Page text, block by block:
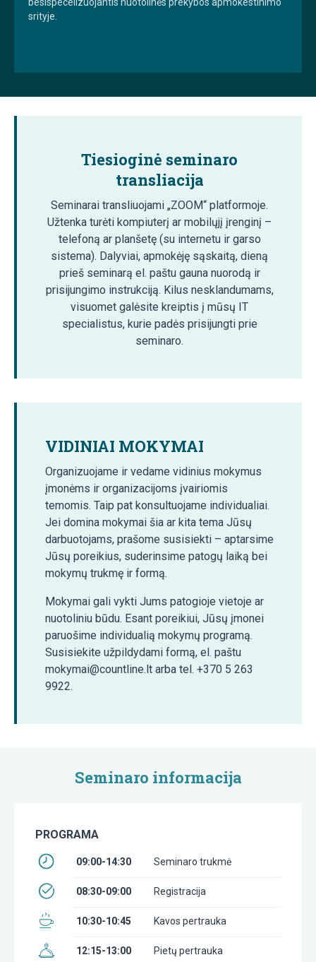
srityje.
Tiesioginė seminaro
transliacija
Seminarai transliuojami „ZOOM“ platformoje.
Užtenka turėti kompiuterį ar mobilųjį įrenginį –
telefoną ar planšetę (su internetu ir garso
sistema). Dalyviai, apmokėję sąskaitą, dieną
prieš seminarą el. paštu gauna nuorodą ir
prisijungimo instrukciją. Kilus nesklandumams,
visuomet galėsite kreiptis į mūsų IT
specialistus, kurie padės prisijungti prie
seminaro.
VIDINIAI MOKYMAI
Organizuojame ir vedame vidinius mokymus
įmonėms ir organizacijoms įvairiomis
temomis. Taip pat konsultuojame individualiai.
Jei domina mokymai šia ar kita tema Jūsų
darbuotojams, prašome susisiekti – aptarsime
Jūsų poreikius, suderinsime patogų laiką bei
mokymų trukmę ir formą.
Mokymai gali vykti Jums patogioje vietoje ar
nuotoliniu būdu. Esant poreikiui, Jūsų įmonei
paruošime individualią mokymų programą.
Susisiekite užpildydami formą, el. paštu
mokymai@countline.lt arba tel. +370 5 263
9922.
Seminaro informacija
PROGRAMA
09:00-14:30 Seminaro trukmė
08:30-09:00 Registracija
10:30-10:45 Kavos pertrauka
12:15-13:00 Pietų pertrauka